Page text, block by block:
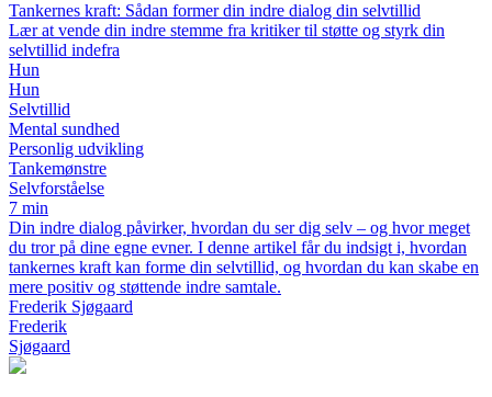
Tankernes kraft: Sådan former din indre dialog din selvtillid
Lær at vende din indre stemme fra kritiker til støtte og styrk din
selvtillid indefra
Hun
Hun
Selvtillid
Mental sundhed
Personlig udvikling
Tankemønstre
Selvforståelse
7 min
Din indre dialog påvirker, hvordan du ser dig selv – og hvor meget
du tror på dine egne evner. I denne artikel får du indsigt i, hvordan
tankernes kraft kan forme din selvtillid, og hvordan du kan skabe en
mere positiv og støttende indre samtale.
Frederik Sjøgaard
Frederik
Sjøgaard